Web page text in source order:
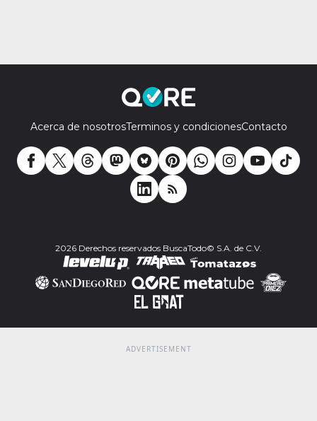
Acerca de nosotrosTerminos y condicionesContacto
2026 Derechos reservados BuscaTodo© S.A. de C.V.